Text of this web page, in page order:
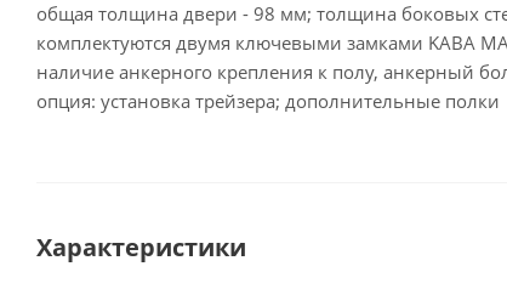
общая толщина двери - 98 мм; толщина боковых
комплектуются двумя ключевыми замками KABA
наличие анкерного крепления к полу, анкерный
опция: установка трейзера; дополнительные полки
Характеристики